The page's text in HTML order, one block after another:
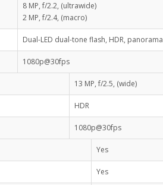
8 MP, f/2.2, (ultrawide)
2 MP, f/2.4, (macro)
Dual-LED dual-tone flash, HDR, panorama
1080p@30fps
13 MP, f/2.5, (wide)
HDR
1080p@30fps
Yes
Yes